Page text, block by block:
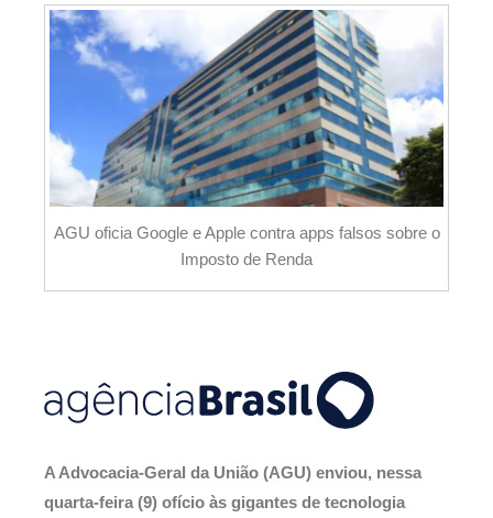
AGU oficia Google e Apple contra apps falsos sobre o
Imposto de Renda
A Advocacia-Geral da União (AGU) enviou, nessa
quarta-feira (9) ofício às gigantes de tecnologia